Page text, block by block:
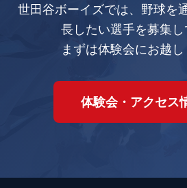
世田谷ボーイズでは、野球を
長したい選手を募集し
まずは体験会にお越し
体験会・アクセス